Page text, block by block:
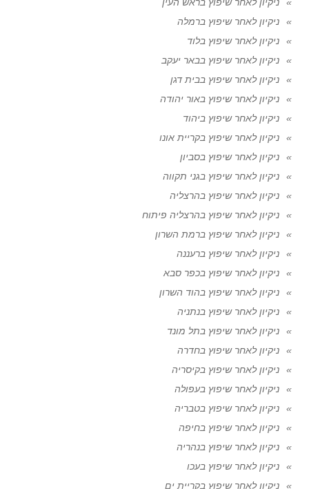
ניקיון לאחר שיפוץ ברמלה
ניקיון לאחר שיפוץ בלוד
ניקיון לאחר שיפוץ בבאר יעקב
ניקיון לאחר שיפוץ בבית דגן
ניקיון לאחר שיפוץ באור יהודה
ניקיון לאחר שיפוץ ביהוד
ניקיון לאחר שיפוץ בקריית אונו
ניקיון לאחר שיפוץ בסביון
ניקיון לאחר שיפוץ בגני תקווה
ניקיון לאחר שיפוץ בהרצליה
ניקיון לאחר שיפוץ בהרצליה פיתוח
ניקיון לאחר שיפוץ ברמת השרון
ניקיון לאחר שיפוץ ברעננה
ניקיון לאחר שיפוץ בכפר סבא
ניקיון לאחר שיפוץ בהוד השרון
ניקיון לאחר שיפוץ בנתניה
ניקיון לאחר שיפוץ בתל מונד
ניקיון לאחר שיפוץ בחדרה
ניקיון לאחר שיפוץ בקיסריה
ניקיון לאחר שיפוץ בעפולה
ניקיון לאחר שיפוץ בטבריה
ניקיון לאחר שיפוץ בחיפה
ניקיון לאחר שיפוץ בנהריה
ניקיון לאחר שיפוץ בעכו
ניקיון לאחר שיפוץ בקריית ים